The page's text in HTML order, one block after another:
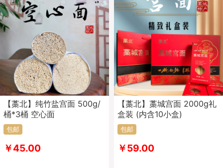
【藁北】纯竹盐宫面 500g/
桶*3桶 空心面
包邮
￥45.00
【藁北】藁城宫面 2000g礼
盒装 (内含10小盒)
包邮
￥59.00